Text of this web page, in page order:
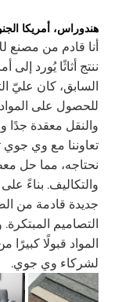
هندوراس، أمريكا
أنا قادم من مصنع
ننتج أثاثًا يُورد إلى
السابق، كان عليّ
للحصول على المواد
تعاوننا مع وي جوي
نحتاجه، مما حل
والتكاليف. بناءً
جديدة قادمة من
التصاميم
المواد قبولًا كبيرًا
لشركاء وي جوي.